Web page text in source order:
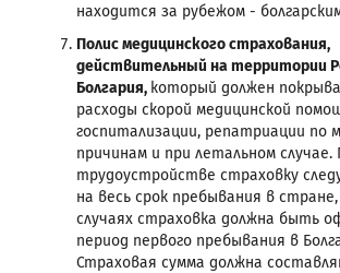
находится за рубежом -
Полис медицинского страхования,
действительный на территории
Болгария, который должен
расходы скорой медицинской
госпитализации, репатриации по
причинам и при летальном случае.
трудоустройстве страховку
на весь срок пребывания в
случаях страховка должна быть
период первого пребывания в
Страховая сумма должна